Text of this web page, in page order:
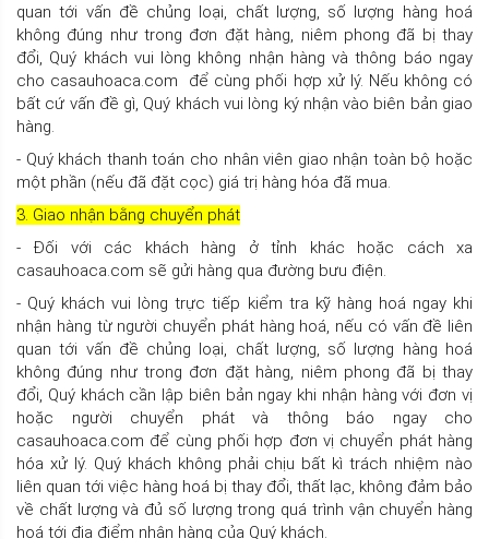
quan tới vấn đề chủng loại, chất lượng, số lượng hàng hoá
không đúng như trong đơn đặt hàng, niêm phong đã bị thay
đổi, Quý khách vui lòng không nhận hàng và thông báo ngay
cho casauhoaca.com để cùng phối hợp xử lý. Nếu không có
bất cứ vấn đề gì, Quý khách vui lòng ký nhận vào biên bản giao
hàng.
- Quý khách thanh toán cho nhân viên giao nhận toàn bộ hoặc
một phần (nếu đã đặt cọc) giá trị hàng hóa đã mua.
3. Giao nhận bằng chuyển phát
- Đối với các khách hàng ở tỉnh khác hoặc cách xa
casauhoaca.com sẽ gửi hàng qua đường bưu điện.
- Quý khách vui lòng trực tiếp kiểm tra kỹ hàng hoá ngay khi
nhận hàng từ người chuyển phát hàng hoá, nếu có vấn đề liên
quan tới vấn đề chủng loại, chất lượng, số lượng hàng hoá
không đúng như trong đơn đặt hàng, niêm phong đã bị thay
đổi, Quý khách cần lập biên bản ngay khi nhận hàng với đơn vị
hoặc người chuyển phát và thông báo ngay cho
casauhoaca.com để cùng phối hợp đơn vị chuyển phát hàng
hóa xử lý. Quý khách không phải chịu bất kì trách nhiệm nào
liên quan tới việc hàng hoá bị thay đổi, thất lạc, không đảm bảo
về chất lượng và đủ số lượng trong quá trình vận chuyển hàng
hoá tới địa điểm nhận hàng của Quý khách.